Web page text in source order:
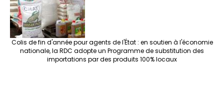
Colis de fin d'année pour agents de l'État : en soutien à l'économie
nationale, la RDC adopte un Programme de substitution des
importations par des produits 100% locaux